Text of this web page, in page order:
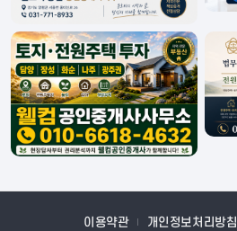
이용약관 개인정보처리방침